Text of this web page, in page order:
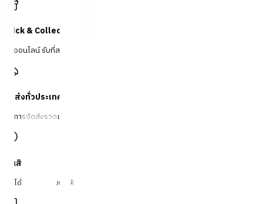
Click & Collect
สั่งออนไลน์ รับที่สาขา
จัดส่งทั่วประเทศ
บริการจัดส่งรวดเร็ว
คืนสินค้าง่าย
คืนได้ตามเงื่อนไขบริษัท